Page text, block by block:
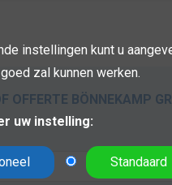
OFFERTE BÖNNEKAMP GR
instellingen kunt u
zal kunnen werken.
uw instelling:
Standaard